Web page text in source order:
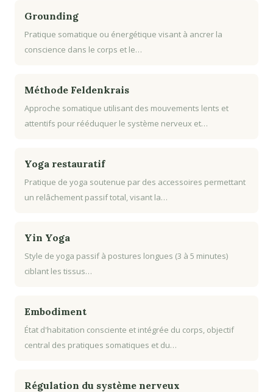
Grounding
Pratique somatique ou énergétique visant à ancrer la
conscience dans le corps et le…
Méthode Feldenkrais
Approche somatique utilisant des mouvements lents et
attentifs pour rééduquer le système nerveux et…
Yoga restauratif
Pratique de yoga soutenue par des accessoires permettant
un relâchement passif total, visant la…
Yin Yoga
Style de yoga passif à postures longues (3 à 5 minutes)
ciblant les tissus…
Embodiment
État d'habitation consciente et intégrée du corps, objectif
central des pratiques somatiques et du…
Régulation du système nerveux